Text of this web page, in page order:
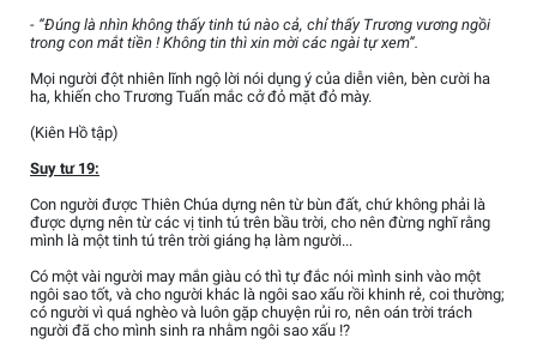
- “Đúng là nhìn không thấy tinh tú nào cả, chỉ thấy Trương vương ngồi
trong con mắt tiền ! Không tin thì xin mời các ngài tự xem”.
Mọi người đột nhiên lĩnh ngộ lời nói dụng ý của diễn viên, bèn cười ha
ha, khiến cho Trương Tuấn mắc cở đỏ mặt đỏ mày.
(Kiên Hồ tập)
Suy tư 19:
Con người được Thiên Chúa dựng nên từ bùn đất, chứ không phải là
được dựng nên từ các vị tinh tú trên bầu trời, cho nên đừng nghĩ rằng
mình là một tinh tú trên trời giáng hạ làm người...
Có một vài người may mắn giàu có thì tự đắc nói mình sinh vào một
ngôi sao tốt, và cho người khác là ngôi sao xấu rồi khinh rẻ, coi thường;
có người vì quá nghèo và luôn gặp chuyện rủi ro, nên oán trời trách
người đã cho mình sinh ra nhằm ngôi sao xấu !?